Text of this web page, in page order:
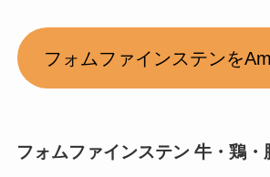
フォムファインステンを
フォムファインステン 牛・鶏